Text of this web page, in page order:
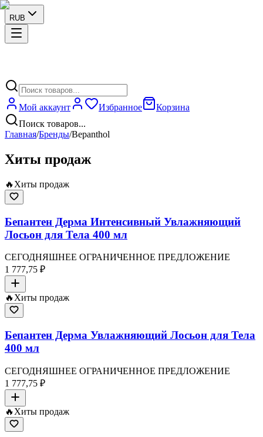
RUB
Мой аккаунт Избранное
Корзина
Поиск товаров...
Главная/Бренды/Bepanthol
Хиты продаж
🔥 Хиты продаж
Бепантен Дерма Интенсивный Увлажняющий
Лосьон для Тела 400 мл
СЕГОДНЯШНЕЕ ОГРАНИЧЕННОЕ ПРЕДЛОЖЕНИЕ
1 777,75 ₽
🔥 Хиты продаж
Бепантен Дерма Увлажняющий Лосьон для Тела
400 мл
СЕГОДНЯШНЕЕ ОГРАНИЧЕННОЕ ПРЕДЛОЖЕНИЕ
1 777,75 ₽
🔥 Хиты продаж